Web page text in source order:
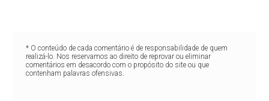
* O conteúdo de cada comentário é de responsabilidade de quem
realizá-lo. Nos reservamos ao direito de reprovar ou eliminar
comentários em desacordo com o propósito do site ou que
contenham palavras ofensivas.